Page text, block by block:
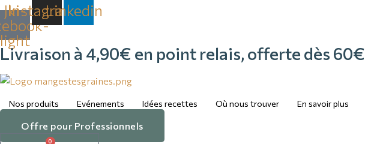
Jki-
light
Instagram
Linkedin
Livraison à 4,90€ en point relais, offerte dès 60€
Nos produits Evénements Idées recettes Où nous trouver En savoir plus
Offre pour Professionnels
0